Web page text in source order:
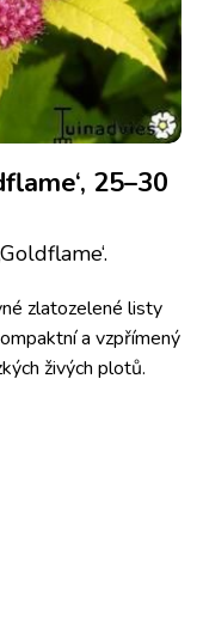
25–30
zlatozelené listy
a vzpřímený
živých plotů.